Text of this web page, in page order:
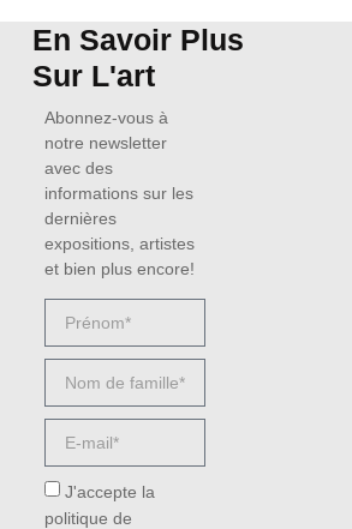
En Savoir Plus
Sur L'art
Abonnez-vous à
notre newsletter
avec des
informations sur les
dernières
expositions, artistes
et bien plus encore!
J'accepte la
politique de